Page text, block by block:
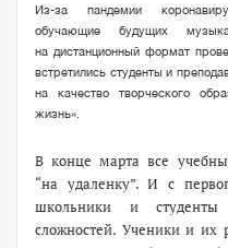
Из-за пандемии
обучающие будущих
на дистанционный формат
встретились студенты и
на качество творческого
жизнь».
В конце марта все
“на удаленку”. И с
школьники и студенты
сложностей. Ученики и их